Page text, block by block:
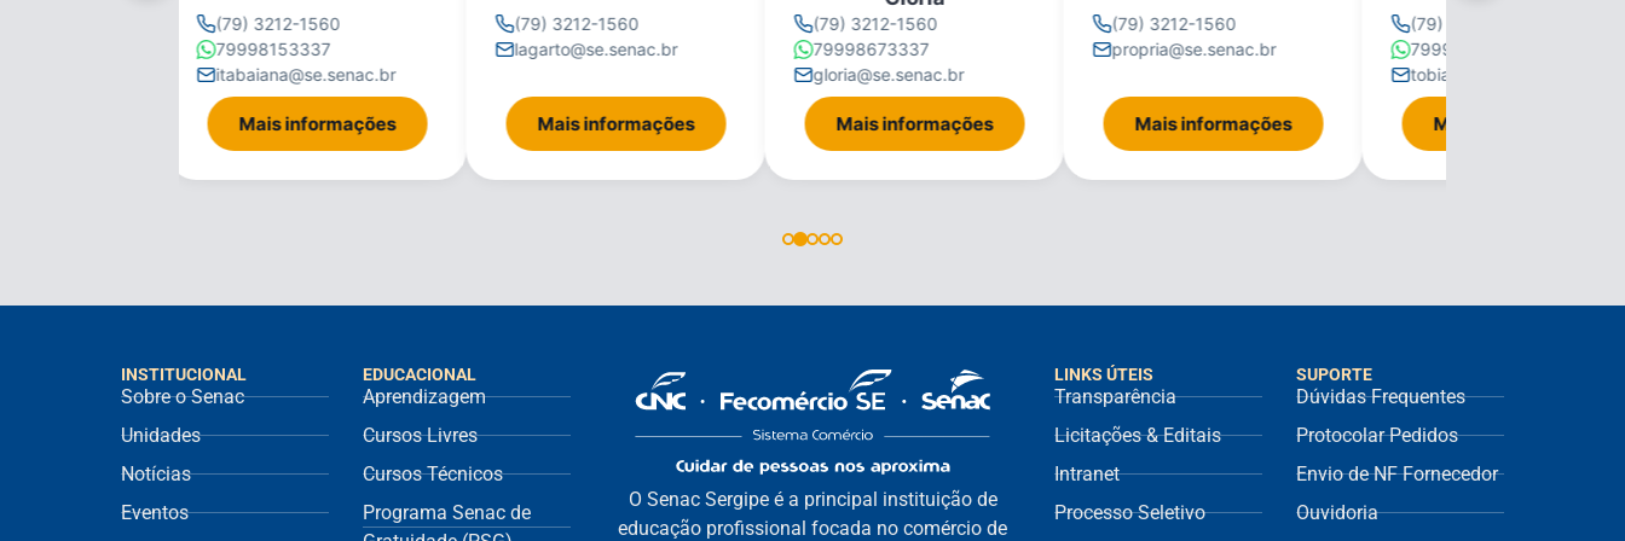
(79) 3212-1560
79998153337
itabaiana@se.senac.br
Mais informações
(79) 3212-1560
lagarto@se.senac.br
Mais informações
(79) 3212-1560
79998673337
gloria@se.senac.br
Mais informações
(79) 3212-1560
propria@se.senac.br
Mais informações
(79) 3212-1560
79996315273
tobiasbarreto@se.senac.br
Mais informações
INSTITUCIONAL
Sobre o Senac
Unidades
Notícias
Eventos
EDUCACIONAL
Aprendizagem
Cursos Livres
Cursos Técnicos
Programa Senac de
O Senac Sergipe é a principal instituição de
educação profissional focada no comércio de
LINKS ÚTEIS
Transparência
Licitações & Editais
Intranet
Processo Seletivo
SUPORTE
Dúvidas Frequentes
Protocolar Pedidos
Envio de NF Fornecedor
Ouvidoria